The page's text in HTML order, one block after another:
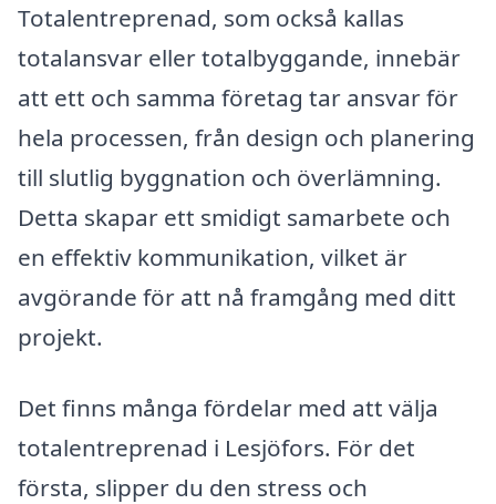
Totalentreprenad, som också kallas
totalansvar eller totalbyggande, innebär
att ett och samma företag tar ansvar för
hela processen, från design och planering
till slutlig byggnation och överlämning.
Detta skapar ett smidigt samarbete och
en effektiv kommunikation, vilket är
avgörande för att nå framgång med ditt
projekt.
Det finns många fördelar med att välja
totalentreprenad i Lesjöfors. För det
första, slipper du den stress och